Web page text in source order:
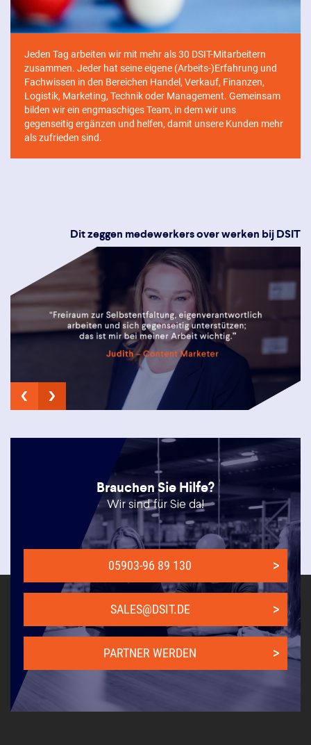
Jeden Tag arbeiten wir mit mehr als 30 DSIT-Mitarbeitern
zusammen. Jeder hat seine eigene (Arbeits-)Erfahrung und
Fachwissen in den Bereichen Handel, Verkauf, Finanzen,
Logistik, Marketing, Technik oder Management. Gemeinsam
bilden wir ein engmaschiges Team, in dem wir uns
gegenseitig ergänzen und helfen, damit unsere Kunden mehr
als zufrieden sind.
Dit zeggen medewerkers over werken bij DSIT
Brauchen Sie Hilfe?
Wir sind für Sie da!
05903-96 89 130
SALES@DSIT.DE
PARTNER WERDEN